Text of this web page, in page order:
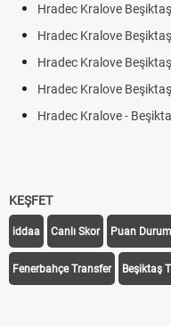
Hradec Kralove
Hradec Kralove
Hradec Kralove
Hradec Kralove
Hradec Kralove -
KEŞFET
iddaa Canlı Skor Puan
Fenerbahçe Transfer Beşiktaş